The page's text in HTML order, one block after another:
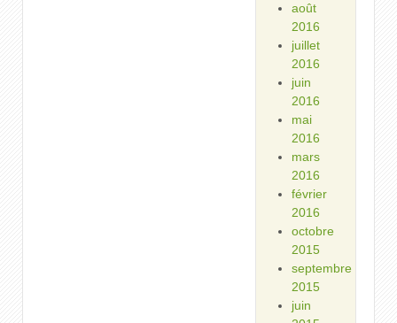
août
2016
juillet
2016
juin
2016
mai
2016
mars
2016
février
2016
octobre
2015
septembre
2015
juin